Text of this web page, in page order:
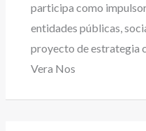
participa como
entidades públicas,
proyecto de estrategia
Vera Nos